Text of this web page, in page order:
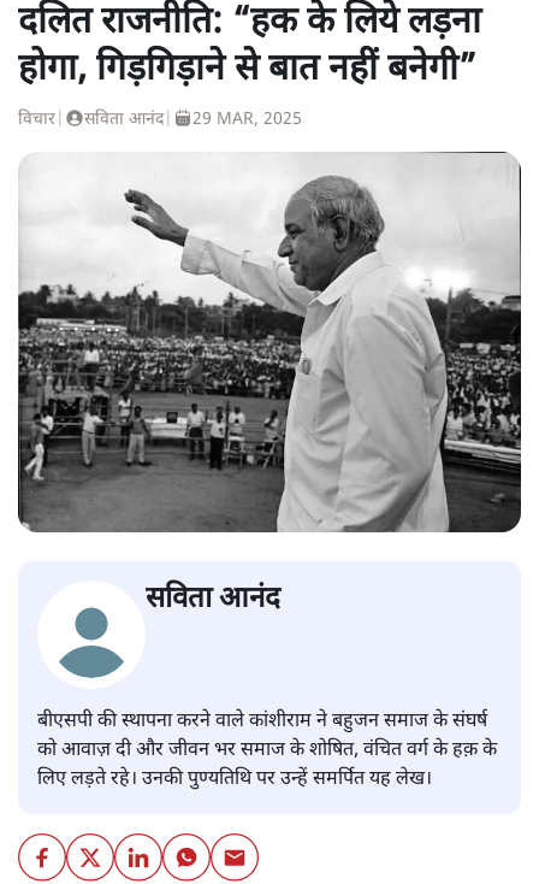
दलित राजनीति: “हक के लिये लड़ना
होगा, गिड़गिड़ाने से बात नहीं बनेगी”
विचार सविता आनंद| 29 MAR, 2025
सविता आनंद
बीएसपी की स्थापना करने वाले कांशीराम ने बहुजन समाज के संघर्ष
को आवाज़ दी और जीवन भर समाज के शोषित, वंचित वर्ग के हक़ के
लिए लड़ते रहे। उनकी पुण्यतिथि पर उन्हें समर्पित यह लेख।